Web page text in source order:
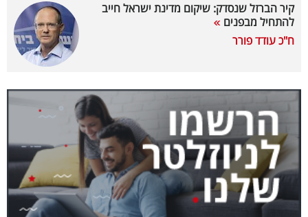
ניוזלטרים
מייל
אדום
קיר הברזל שנסדק: שיקום מדינת ישראל חייב
להתחיל מבפנים
ח"כ עודד פורר